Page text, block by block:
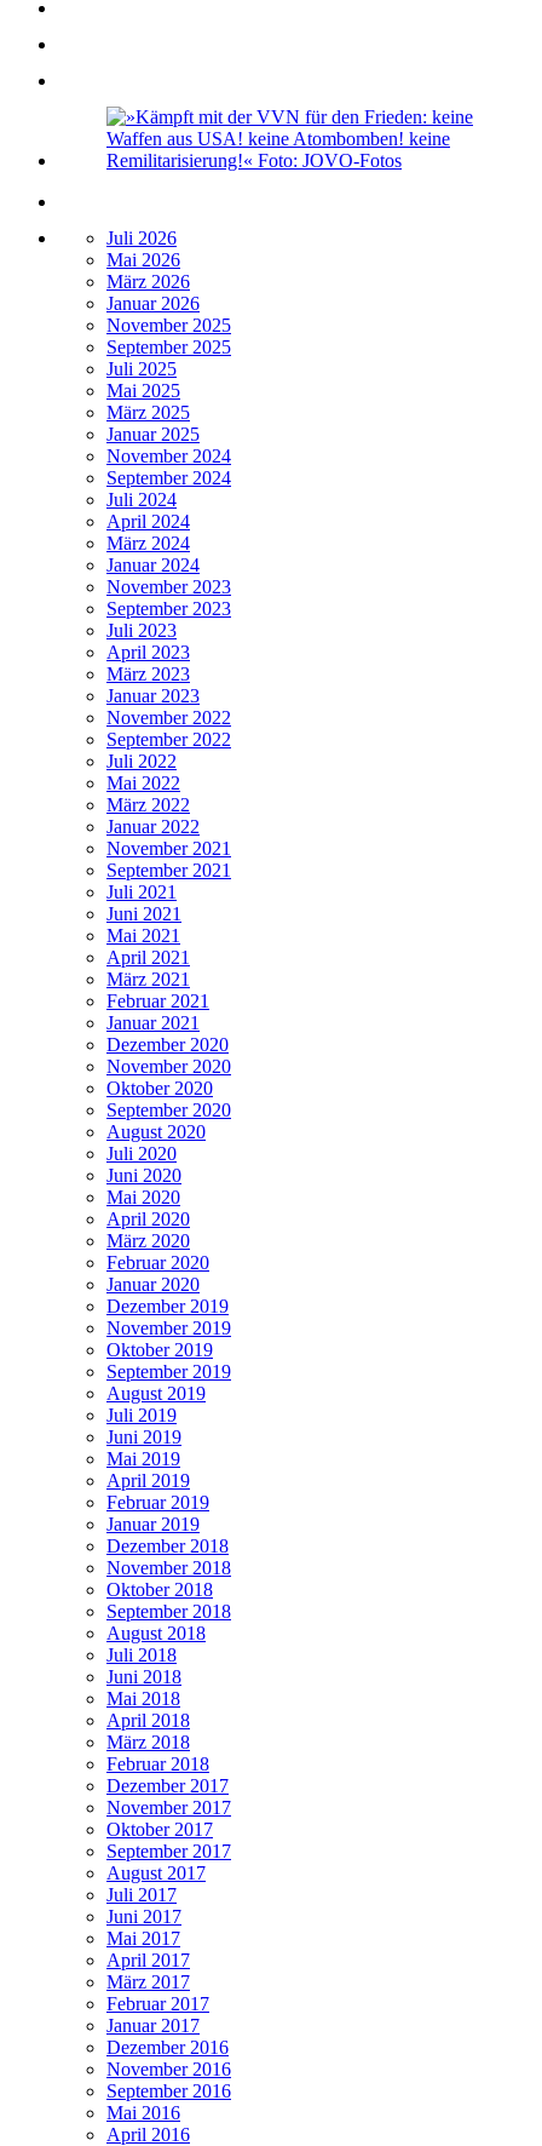
Juli 2026
Mai 2026
März 2026
Januar 2026
November 2025
September 2025
Juli 2025
Mai 2025
März 2025
Januar 2025
November 2024
September 2024
Juli 2024
April 2024
März 2024
Januar 2024
November 2023
September 2023
Juli 2023
April 2023
März 2023
Januar 2023
November 2022
September 2022
Juli 2022
Mai 2022
März 2022
Januar 2022
November 2021
September 2021
Juli 2021
Juni 2021
Mai 2021
April 2021
März 2021
Februar 2021
Januar 2021
Dezember 2020
November 2020
Oktober 2020
September 2020
August 2020
Juli 2020
Juni 2020
Mai 2020
April 2020
März 2020
Februar 2020
Januar 2020
Dezember 2019
November 2019
Oktober 2019
September 2019
August 2019
Juli 2019
Juni 2019
Mai 2019
April 2019
Februar 2019
Januar 2019
Dezember 2018
November 2018
Oktober 2018
September 2018
August 2018
Juli 2018
Juni 2018
Mai 2018
April 2018
März 2018
Februar 2018
Dezember 2017
November 2017
Oktober 2017
September 2017
August 2017
Juli 2017
Juni 2017
Mai 2017
April 2017
März 2017
Februar 2017
Januar 2017
Dezember 2016
November 2016
September 2016
Mai 2016
April 2016